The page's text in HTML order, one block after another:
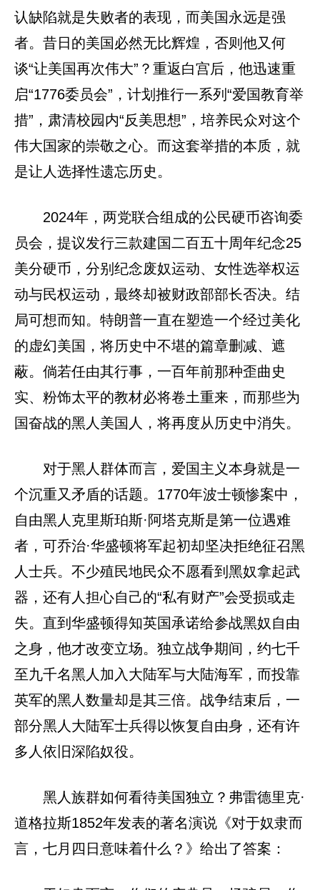
认缺陷就是失败者的表现，而美国永远是强
者。昔日的美国必然无比辉煌，否则他又何
谈“让美国再次伟大”？重返白宫后，他迅速重
启“1776委员会”，计划推行一系列“爱国教育举
措”，肃清校园内“反美思想”，培养民众对这个
伟大国家的崇敬之心。而这套举措的本质，就
是让人选择性遗忘历史。
2024年，两党联合组成的公民硬币咨询委
员会，提议发行三款建国二百五十周年纪念25
美分硬币，分别纪念废奴运动、女性选举权运
动与民权运动，最终却被财政部部长否决。结
局可想而知。特朗普一直在塑造一个经过美化
的虚幻美国，将历史中不堪的篇章删减、遮
蔽。倘若任由其行事，一百年前那种歪曲史
实、粉饰太平的教材必将卷土重来，而那些为
国奋战的黑人美国人，将再度从历史中消失。
对于黑人群体而言，爱国主义本身就是一
个沉重又矛盾的话题。1770年波士顿惨案中，
自由黑人克里斯珀斯·阿塔克斯是第一位遇难
者，可乔治·华盛顿将军起初却坚决拒绝征召黑
人士兵。不少殖民地民众不愿看到黑奴拿起武
器，还有人担心自己的“私有财产”会受损或走
失。直到华盛顿得知英国承诺给参战黑奴自由
之身，他才改变立场。独立战争期间，约七千
至九千名黑人加入大陆军与大陆海军，而投靠
英军的黑人数量却是其三倍。战争结束后，一
部分黑人大陆军士兵得以恢复自由身，还有许
多人依旧深陷奴役。
黑人族群如何看待美国独立？弗雷德里克·
道格拉斯1852年发表的著名演说《对于奴隶而
言，七月四日意味着什么？》给出了答案：